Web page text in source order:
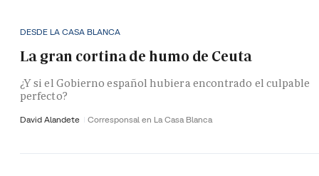
DESDE LA CASA BLANCA
La gran cortina de humo de Ceuta
¿Y si el Gobierno español hubiera encontrado el culpable
perfecto?
David Alandete Corresponsal en La Casa Blanca